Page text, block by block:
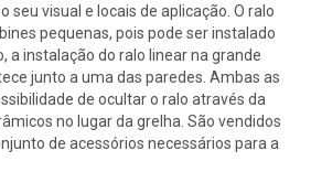
seu visual e locais de aplicação. O ralo
pequenas, pois pode ser instalado
a instalação do ralo linear na grande
junto a uma das paredes. Ambas as
de ocultar o ralo através da
no lugar da grelha. São vendidos
de acessórios necessários para a